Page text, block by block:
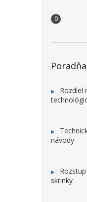
Poradňa
Rozdiel
návody
skrinky